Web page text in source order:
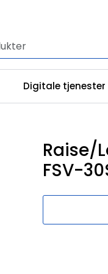
Digitale tjenester
Raise/
FSV-